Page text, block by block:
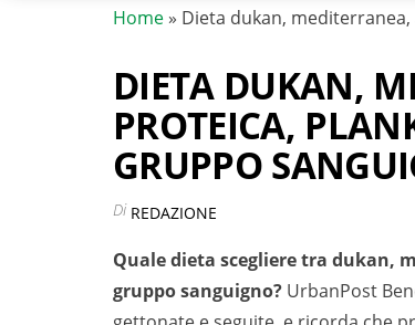
Home » Dieta dukan,
DIETA DUKAN,
PROTEICA,
GRUPPO
Di REDAZIONE
Quale dieta scegliere tra dukan,
gruppo sanguigno? UrbanPost